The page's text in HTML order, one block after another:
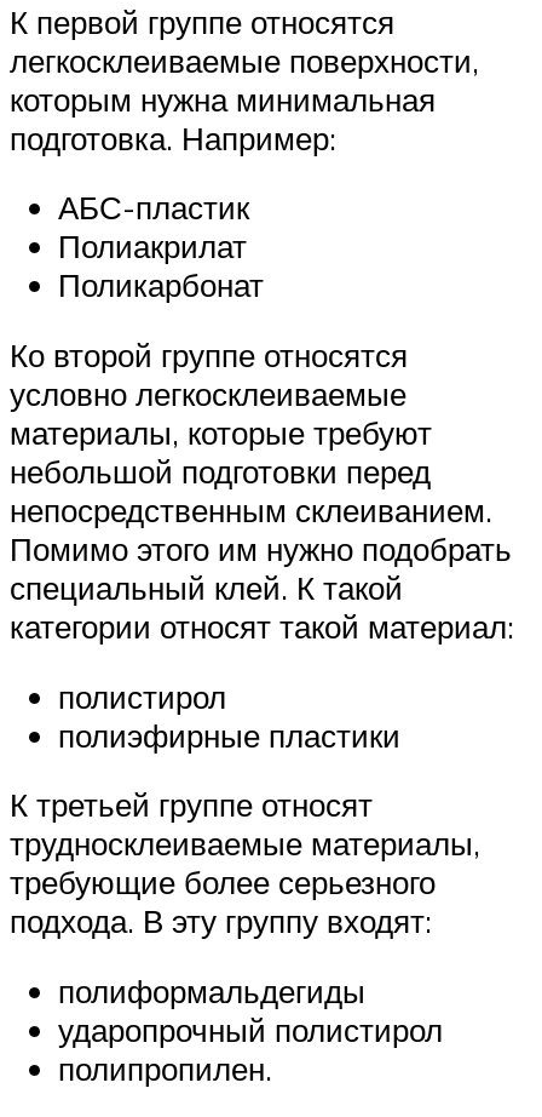
К первой группе относятся
легкосклеиваемые поверхности,
которым нужна минимальная
подготовка. Например:
АБС-пластик
Полиакрилат
Поликарбонат
Ко второй группе относятся
условно легкосклеиваемые
материалы, которые требуют
небольшой подготовки перед
непосредственным склеиванием.
Помимо этого им нужно подобрать
специальный клей. К такой
категории относят такой материал:
полистирол
полиэфирные пластики
К третьей группе относят
трудносклеиваемые материалы,
требующие более серьезного
подхода. В эту группу входят:
полиформальдегиды
ударопрочный полистирол
полипропилен.